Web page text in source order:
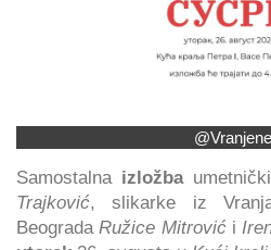
Samostalna izložba
Trajković, slikarke iz
BeogradaRužice Mitrović i